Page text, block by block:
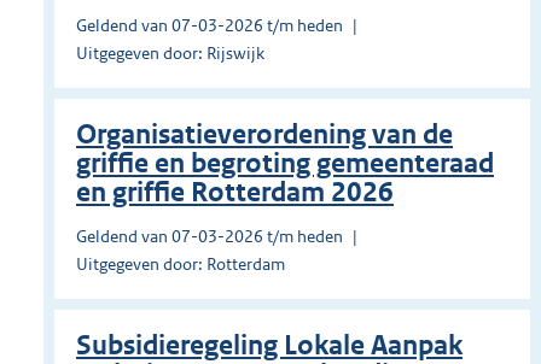
Geldend van 07-03-2026 t/m heden
Uitgegeven door: Rijswijk
Organisatieverordening van de
griffie en begroting gemeenteraad
en griffie Rotterdam 2026
Geldend van 07-03-2026 t/m heden
Uitgegeven door: Rotterdam
Subsidieregeling Lokale Aanpak